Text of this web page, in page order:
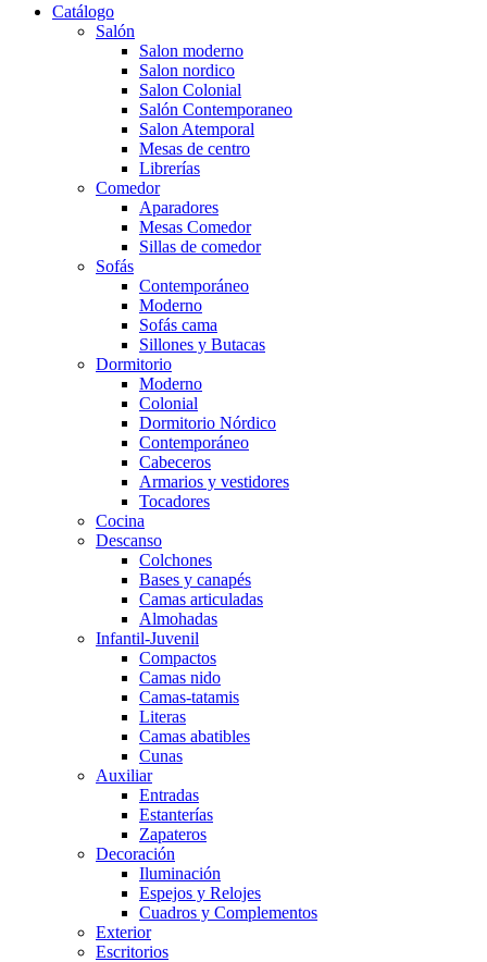
Catálogo
Salón
Salon moderno
Salon nordico
Salon Colonial
Salón Contemporaneo
Salon Atemporal
Mesas de centro
Librerías
Comedor
Aparadores
Mesas Comedor
Sillas de comedor
Sofás
Contemporáneo
Moderno
Sofás cama
Sillones y Butacas
Dormitorio
Moderno
Colonial
Dormitorio Nórdico
Contemporáneo
Cabeceros
Armarios y vestidores
Tocadores
Cocina
Descanso
Colchones
Bases y canapés
Camas articuladas
Almohadas
Infantil-Juvenil
Compactos
Camas nido
Camas-tatamis
Literas
Camas abatibles
Cunas
Auxiliar
Entradas
Estanterías
Zapateros
Decoración
Iluminación
Espejos y Relojes
Cuadros y Complementos
Exterior
Escritorios